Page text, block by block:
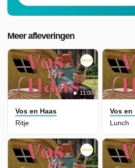
Meer afleveringen
11:00
Vos en Haas
Ritje
Vos en
Lunch